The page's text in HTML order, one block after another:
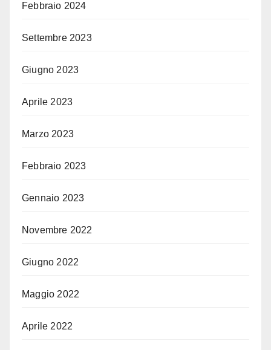
Febbraio 2024
Settembre 2023
Giugno 2023
Aprile 2023
Marzo 2023
Febbraio 2023
Gennaio 2023
Novembre 2022
Giugno 2022
Maggio 2022
Aprile 2022